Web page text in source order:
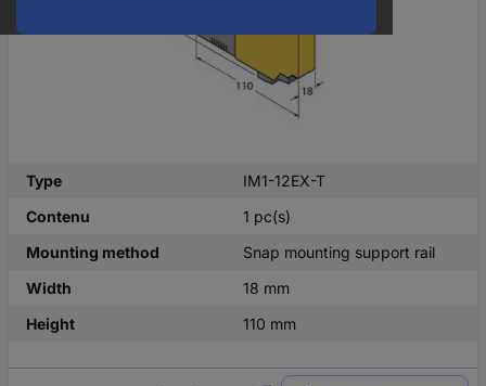
Type
IM1-12EX-T
Contenu
1 pc(s)
Mounting method
Snap mounting support rail
Width
18 mm
Height
110 mm